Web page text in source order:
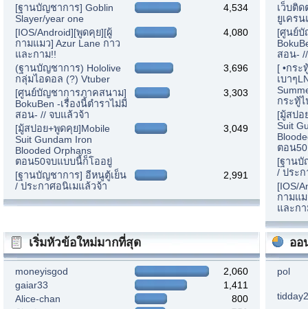
[ฐานบัญชาการ] Goblin
Slayer/year one
4,534
[IOS/Android][พูดคุย][ผู้
กามแมว] Azur Lane กาว
และกาม!!
4,080
(ฐานบัญชาการ) Hololive
กลุ่มไอดอล (?) Vtuber
3,696
[ศูนย์บัญชาการภาคสนาม]
BokuBen -เรื่องนี้ตำราไม่มี
สอน- // จบแล้วจ้า
3,303
[มู้สปอย+พูดคุย]Mobile
Suit Gundam Iron
Blooded Orphans
ตอน50จบแบบนี้ก็โออยู่
3,049
[ฐานบัญชาการ] อีหนูตู้เย็น
/ ประกาศอนิเมแล้วจ้า
2,991
เว็บติ
ยูเคร
[ศูนย์บั
สอน-
[ •กระ
เบาๆ
กระทู้
[มู้สปอ
Suit
ตอน
[ฐานบั
/ ประ
[IOS/
กามแม
และก
เริ่มหัวข้อใหม่มากที่สุด
moneyisgod
2,060
gaiar33
1,411
Alice-chan
800
ออ
pol